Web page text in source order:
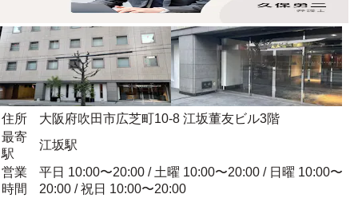
住所
大阪府吹田市広芝町10-8 江坂董友ビル3階
最寄
駅
江坂駅
営業
時間
平日 10:00〜20:00 / 土曜 10:00〜20:00 / 日曜 10:00〜
20:00 / 祝日 10:00〜20:00